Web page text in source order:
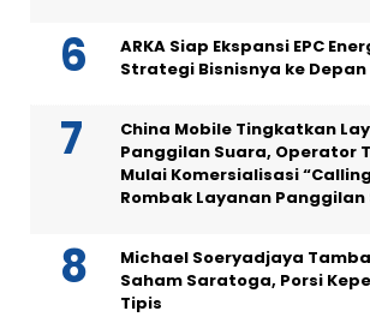
ARKA Siap Ekspansi EPC
Strategi Bisnisnya ke Depan
China Mobile Tingkatkan
Panggilan Suara, Operator
Mulai Komersialisasi “Calling
Rombak Layanan Panggilan
Michael Soeryadjaya
Saham Saratoga, Porsi
Tipis